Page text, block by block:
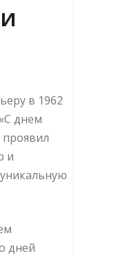
в 1962
днем
проявил
и
дней